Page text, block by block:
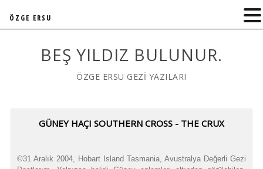
BEŞ YILDIZ BULUNUR.
ÖZGE ERSU GEZİ YAZILARI
GÜNEY HAÇI SOUTHERN CROSS - THE CRUX
©31 Aralık 2004, Hobart Island Tasmania, Avustralya Değerli Gezi
ÖZGE ERSU